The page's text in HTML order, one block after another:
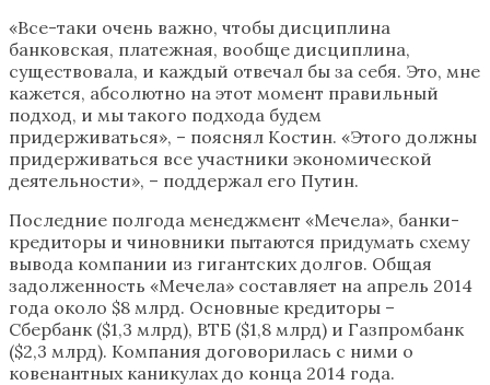
«Все-таки очень важно, чтобы дисциплина
банковская, платежная, вообще дисциплина,
существовала, и каждый отвечал бы за себя. Это, мне
кажется, абсолютно на этот момент правильный
подход, и мы такого подхода будем
придерживаться», – пояснял Костин. «Этого должны
придерживаться все участники экономической
деятельности», – поддержал его Путин.
Последние полгода менеджмент «Мечела», банки-
кредиторы и чиновники пытаются придумать схему
вывода компании из гигантских долгов. Общая
задолженность «Мечела» составляет на апрель 2014
года около $8 млрд. Основные кредиторы –
Сбербанк ($1,3 млрд), ВТБ ($1,8 млрд) и Газпромбанк
($2,3 млрд). Компания договорилась с ними о
ковенантных каникулах до конца 2014 года.